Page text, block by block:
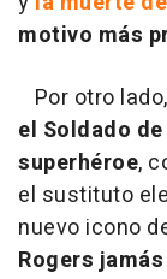
motivo más
Por otro
el Soldado
superhéroe,
el sustituto
nuevo icono
Rogers